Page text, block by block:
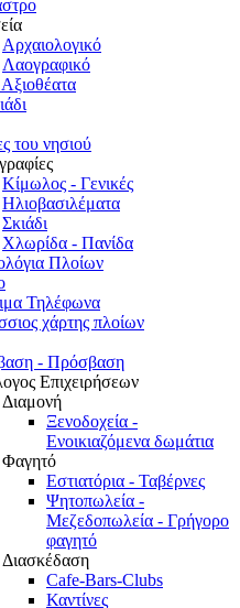
Αρχαιολογικό
Λαογραφικό
του νησιού
Κίμωλος - Γενικές
Ηλιοβασιλέματα
Σκιάδι
Χλωρίδα - Πανίδα
Πλοίων
Τηλέφωνα
χάρτης πλοίων
- Πρόσβαση
Επιχειρήσεων
Διαμονή
Ξενοδοχεία -
Ενοικιαζόμενα δωμάτια
Φαγητό
Εστιατόρια - Ταβέρνες
Ψητοπωλεία -
Μεζεδοπωλεία - Γρήγορο
φαγητό
Διασκέδαση
Cafe-Bars-Clubs
Καντίνες